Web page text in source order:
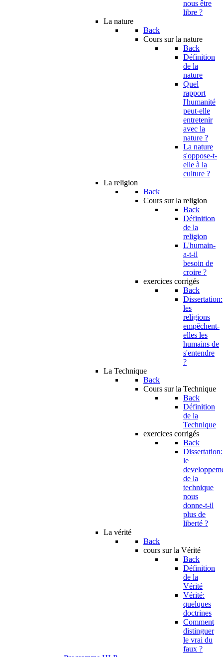
nous être
libre ?
La nature
Back
Cours sur la nature
Back
Définition
de la
nature
Quel
rapport
l'humanité
peut-elle
entretenir
avec la
nature ?
La nature
s'oppose-t-
elle à la
culture ?
La religion
Back
Cours sur la religion
Back
Définition
de la
religion
L'humain-
a-t-il
besoin de
croire ?
exercices corrigés
Back
Dissertation:
les
religions
empêchent-
elles les
humains de
s'entendre
?
La Technique
Back
Cours sur la Technique
Back
Définition
de la
Technique
exercices corrigés
Back
Dissertation:
le
de la
technique
nous
donne-t-il
plus de
liberté ?
La vérité
Back
cours sur la Vérité
Back
Définition
de la
Vérité
Vérité:
quelques
doctrines
Comment
distinguer
le vrai du
faux ?